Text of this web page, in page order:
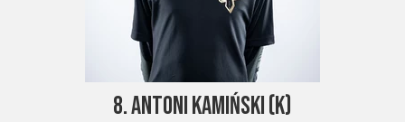
8. Antoni KAmiński (k)